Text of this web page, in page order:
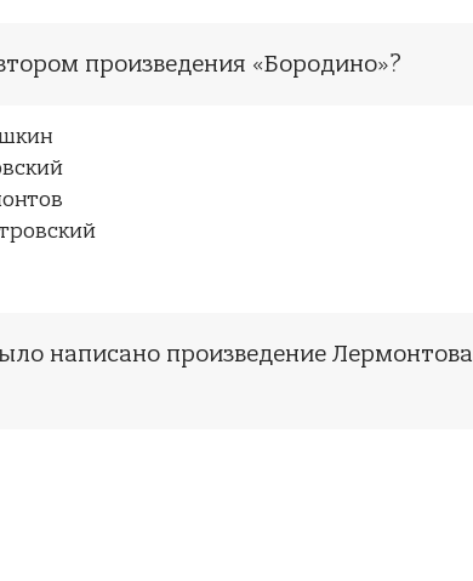
произведения «Бородино»?
написано произведение Лермонтова